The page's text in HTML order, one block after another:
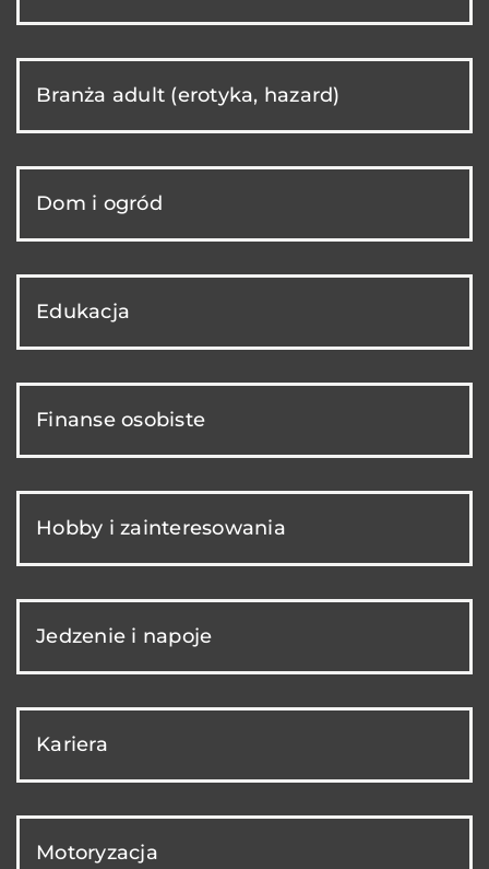
Branża adult (erotyka, hazard)
Dom i ogród
Edukacja
Finanse osobiste
Hobby i zainteresowania
Jedzenie i napoje
Kariera
Motoryzacja